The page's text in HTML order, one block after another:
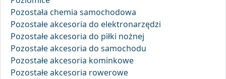
Pozostała chemia samochodowa
Pozostałe akcesoria do elektronarzędzi
Pozostałe akcesoria do piłki nożnej
Pozostałe akcesoria do samochodu
Pozostałe akcesoria kominkowe
Pozostałe akcesoria rowerowe